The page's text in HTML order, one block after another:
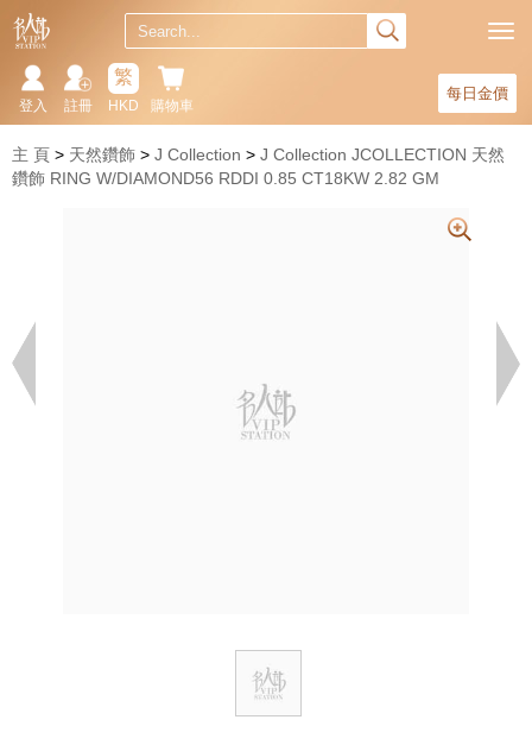
每日金價
購物車
繁
HKD
註冊
登入
主 頁 天然鑽飾 J Collection
J Collection JCOLLECTION 天然
鑽飾 RING W/DIAMOND56 RDDI 0.85 CT18KW 2.82 GM